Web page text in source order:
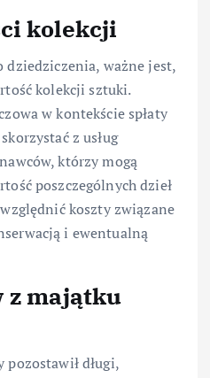
kolekcji
dziedziczenia, ważne jest,
kolekcji sztuki.
w kontekście spłaty
z usług
którzy mogą
poszczególnych dzieł
koszty związane
i ewentualną
z majątku
pozostawił długi,